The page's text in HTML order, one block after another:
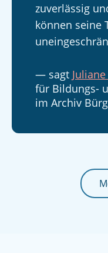
zuverlässig
können seine
— sagt
für Bildungs-
im Archiv